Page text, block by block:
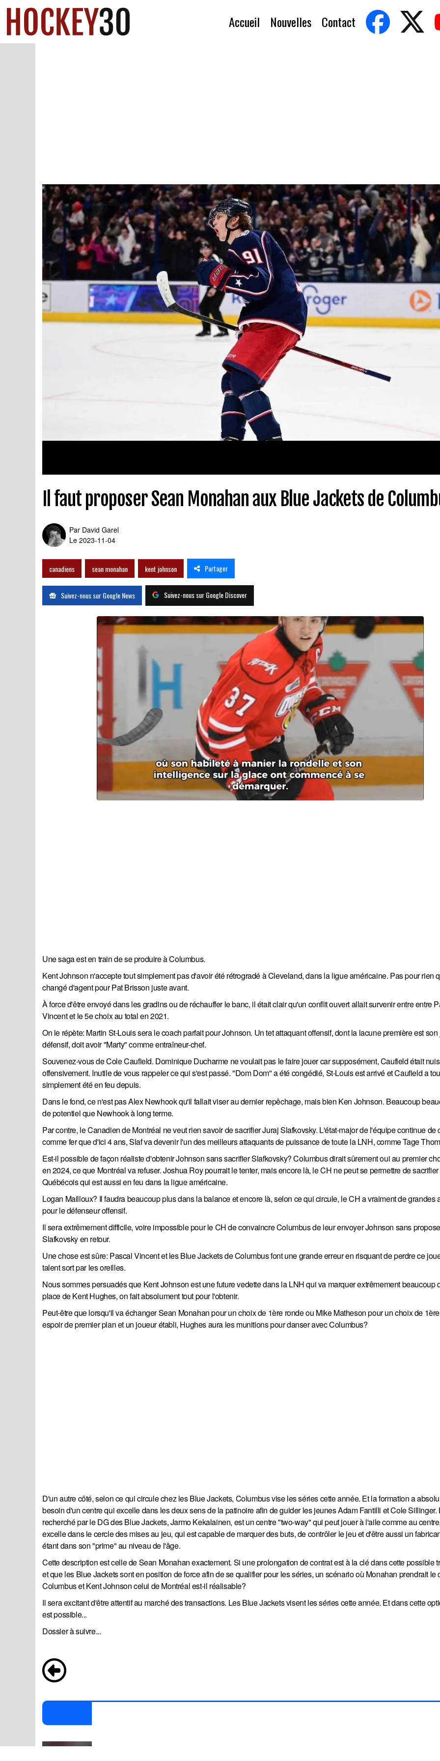
Accueil Nouvelles Contact
Il faut proposer Sean Monahan aux Blue Jackets de
Par David Garel
Le 2023-11-04
canadiens sean monahan kent johnson Partager
Suivez-nous sur Google News Suivez-nous sur Google Discover
Une saga est en train de se produire à Columbus.
Kent Johnson n'accepte tout simplement pas d'avoir été rétrogradé à Cleveland, dans la ligue américaine. Pas pour rien
changé d'agent pour Pat Brisson juste avant.
À force d'être envoyé dans les gradins ou de réchauffer le banc, il était clair qu'un conflit ouvert allait survenir entre entre
Vincent et le 5e choix au total en 2021.
On le répète: Martin St-Louis sera le coach parfait pour Johnson. Un tet attaquant offensif, dont la lacune première est son
défensif, doit avoir "Marty" comme entraîneur-chef.
Souvenez-vous de Cole Caufield. Dominique Ducharme ne voulait pas le faire jouer car supposément, Caufield était
offensivement. Inutile de vous rappeler ce qui s'est passé. "Dom Dom" a été congédié, St-Louis est arrivé et Caufield a
simplement été en feu depuis.
Dans le fond, ce n'est pas Alex Newhook qu'il fallait viser au dernier repêchage, mais bien Ken Johnson. Beaucoup
de potentiel que Newhook à long terme.
Par contre, le Canadien de Montréal ne veut rien savoir de sacrifier Juraj Slafkovsky. L'état-major de l'équipe continue de
comme fer que d'ici 4 ans, Slaf va devenir l'un des meilleurs attaquants de puissance de toute la LNH, comme Tage
Est-il possible de façon réaliste d'obtenir Johnson sans sacrifier Slafkovsky? Columbus dirait sûrement oui au premier
en 2024, ce que Montréal va refuser. Joshua Roy pourrait le tenter, mais encore là, le CH ne peut se permettre de
Québécois qui est aussi en feu dans la ligue américaine.
Logan Mailloux? Il faudra beaucoup plus dans la balance et encore là, selon ce qui circule, le CH a vraiment de grandes
pour le défenseur offensif.
Il sera extrêmement difficile, voire impossible pour le CH de convaincre Columbus de leur envoyer Johnson sans
Slafkovsky en retour.
Une chose est sûre: Pascal Vincent et les Blue Jackets de Columbus font une grande erreur en risquant de perdre ce
talent sort par les oreilles.
Nous sommes persuadés que Kent Johnson est une future vedette dans la LNH qui va marquer extrêmement beaucoup
place de Kent Hughes, on fait absolument tout pour l'obtenir.
Peut-être que lorsqu'il va échanger Sean Monahan pour un choix de 1ère ronde ou Mike Matheson pour un choix de
espoir de premier plan et un joueur établi, Hughes aura les munitions pour danser avec Columbus?
D'un autre côté, selon ce qui circule chez les Blue Jackets, Columbus vise les séries cette année. Et la formation a
besoin d'un centre qui excelle dans les deux sens de la patinoire afin de guider les jeunes Adam Fantilli et Cole Sillinger.
recherché par le DG des Blue Jackets, Jarmo Kekalainen, est un centre "two-way" qui peut jouer à l'aile comme au
excelle dans le cercle des mises au jeu, qui est capable de marquer des buts, de contrôler le jeu et d'être aussi un
étant dans son "prime" au niveau de l'âge.
Cette description est celle de Sean Monahan exactement. Si une prolongation de contrat est à la clé dans cette possible
et que les Blue Jackets sont en position de force afin de se qualifier pour les séries, un scénario où Monahan prendrait le
Columbus et Kent Johnson celui de Montréal est-il réalisable?
Il sera excitant d'être attentif au marché des transactions. Les Blue Jackets visent les séries cette année. Et dans cette
est possible...
Dossier à suivre...